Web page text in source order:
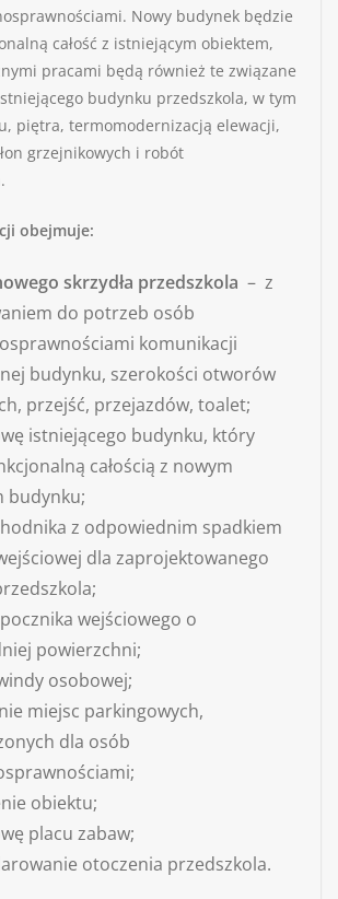
Nowy budynek będzie
całość z istniejącym obiektem,
pracami będą również te związane
budynku przedszkola, w tym
piętra, termomodernizacją elewacji,
grzejnikowych i robót
obejmuje:
skrzydła przedszkola – z
do potrzeb osób
komunikacji
budynku, szerokości otworów
przejść, przejazdów, toalet;
istniejącego budynku, który
całością z nowym
budynku;
z odpowiednim spadkiem
dla zaprojektowanego
wejściowego o
powierzchni;
osobowej;
miejsc parkingowych,
dla osób
obiektu;
placu zabaw;
otoczenia przedszkola.